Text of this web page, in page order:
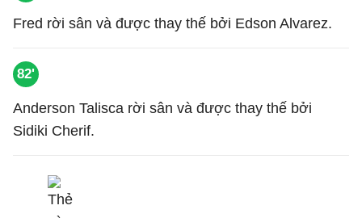
Fred rời sân và được thay thế bởi Edson Alvarez.
82'
Anderson Talisca rời sân và được thay thế bởi
Sidiki Cherif.